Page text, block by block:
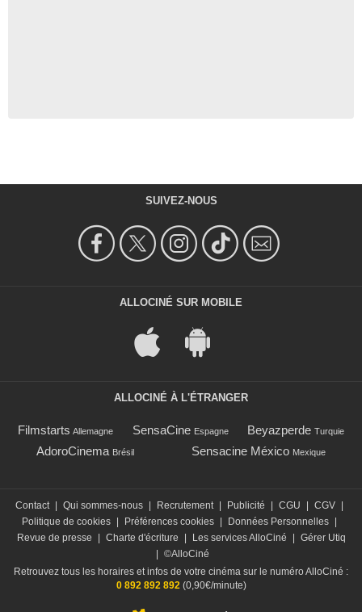
SUIVEZ-NOUS
ALLOCINÉ SUR MOBILE
ALLOCINÉ À L'ÉTRANGER
Filmstarts Allemagne SensaCine Espagne Beyazperde Turquie
AdoroCinema Brésil Sensacine México Mexique
Contact Qui sommes-nous Recrutement Publicité CGU CGV
Politique de cookies
Préférences cookies Données Personnelles
Revue de presse
Charte d'écriture Les services AlloCiné
Gérer Utiq
©AlloCiné
Retrouvez tous les horaires et infos de votre cinéma sur le numéro AlloCiné :
0 892 892 892(0,90€/minute)